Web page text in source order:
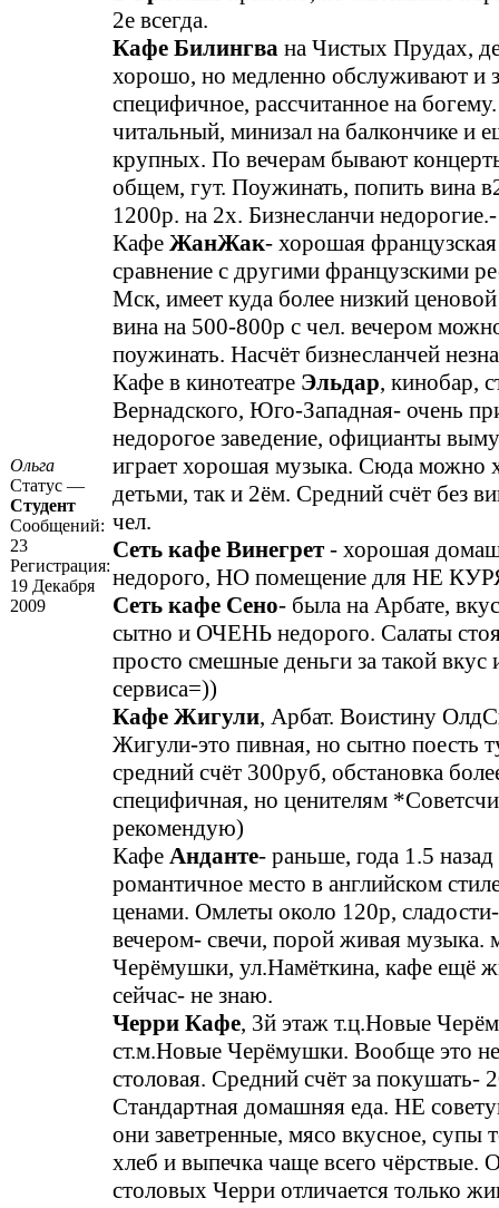
Ольга
Статус —
Студент
Сообщений:
23
Регистрация:
19 Декабря
2009
2е всегда.
Кафе Билингва на Чистых Прудах,
хорошо, но медленно обслуживают и
специфичное, рассчитанное на
читальный, минизал на балкончике и
крупных. По вечерам бывают
общем, гут. Поужинать, попить вина
1200р. на 2х. Бизнесланчи
Кафе ЖанЖак- хорошая
сравнение с другими французскими
Мск, имеет куда более низкий
вина на 500-800р с чел. вечером
поужинать. Насчёт бизнесланчей
Кафе в кинотеатре Эльдар, кинобар,
Вернадского, Юго-Западная- очень
недорогое заведение, официанты
играет хорошая музыка. Сюда можно
детьми, так и 2ём. Средний счёт без
чел.
Сеть кафе Винегрет - хорошая
недорого, НО помещение для НЕ
Сеть кафе Сено- была на Арбате,
сытно и ОЧЕНЬ недорого. Салаты
просто смешные деньги за такой вкус
сервиса=))
Кафе Жигули, Арбат. Воистину
Жигули-это пивная, но сытно поесть
средний счёт 300руб, обстановка
специфичная, но ценителям
рекомендую)
Кафе Анданте- раньше, года 1.5
романтичное место в английском
ценами. Омлеты около 120р,
вечером- свечи, порой живая музыка.
Черёмушки, ул.Намёткина, кафе ещё
сейчас- не знаю.
Черри Кафе, 3й этаж т.ц.Новые
ст.м.Новые Черёмушки. Вообще это не
столовая. Средний счёт за покушать-
Стандартная домашняя еда. НЕ
они заветренные, мясо вкусное, супы
хлеб и выпечка чаще всего чёрствые.
столовых Черри отличается только